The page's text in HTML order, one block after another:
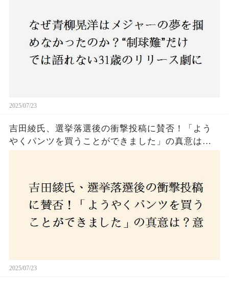
2025/07/23
吉田綾氏、選挙落選後の衝撃投稿に賛否！「よう
やくパンツを買うことができました」の真意は？
2025/07/23